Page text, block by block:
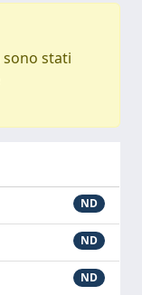
stati
ND
ND
ND